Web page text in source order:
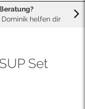
helfen dir
Set